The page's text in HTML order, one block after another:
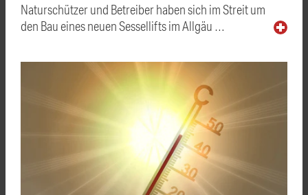
Naturschützer und Betreiber haben sich im Streit um
den Bau eines neuen Sessellifts im Allgäu …